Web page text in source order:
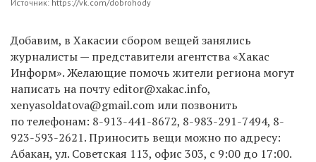
Источник: https://vk.com/dobrohody
Добавим, в Хакасии сбором вещей занялись
журналисты — представители агентства «Хакас
Информ». Желающие помочь жители региона могут
написать на почту editor@xakac.info,
xenyasoldatova@gmail.com или позвонить
по телефонам: 8-913-441-8672, 8-983-291-7494, 8-
923-593-2621.Приносить вещи можно по адресу:
Абакан, ул. Советская 113, офис 303, с 9:00 до 17:00.